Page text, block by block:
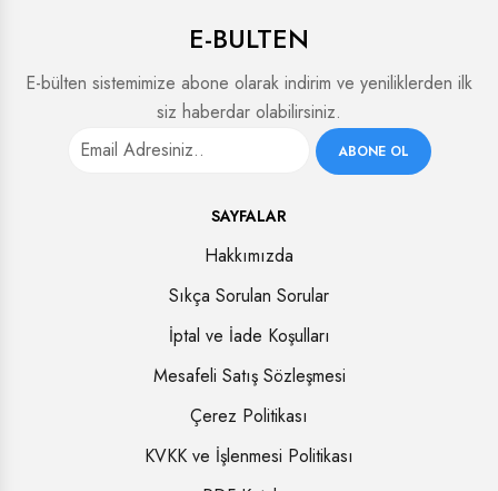
E-BULTEN
E-bülten sistemimize abone olarak indirim ve yeniliklerden ilk
siz haberdar olabilirsiniz.
ABONE OL
SAYFALAR
Hakkımızda
Sıkça Sorulan Sorular
İptal ve İade Koşulları
Mesafeli Satış Sözleşmesi
Çerez Politikası
KVKK ve İşlenmesi Politikası